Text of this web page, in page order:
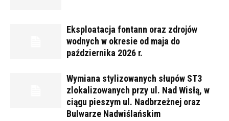
Eksploatacja fontann oraz zdrojów
wodnych w okresie od maja do
października 2026 r.
Wymiana stylizowanych słupów ST3
zlokalizowanych przy ul. Nad Wisłą, w
ciągu pieszym ul. Nadbrzeżnej oraz
Bulwarze Nadwiślańskim